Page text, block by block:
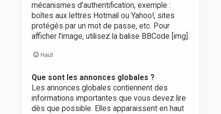
mécanismes d’authentification, exemple :
boîtes aux lettres Hotmail ou Yahoo!, sites
protégés par un mot de passe, etc. Pour
afficher l’image, utilisez la balise BBCode [img].
Haut
Que sont les annonces globales ?
Les annonces globales contiennent des
informations importantes que vous devez lire
dès que possible. Elles apparaissent en haut